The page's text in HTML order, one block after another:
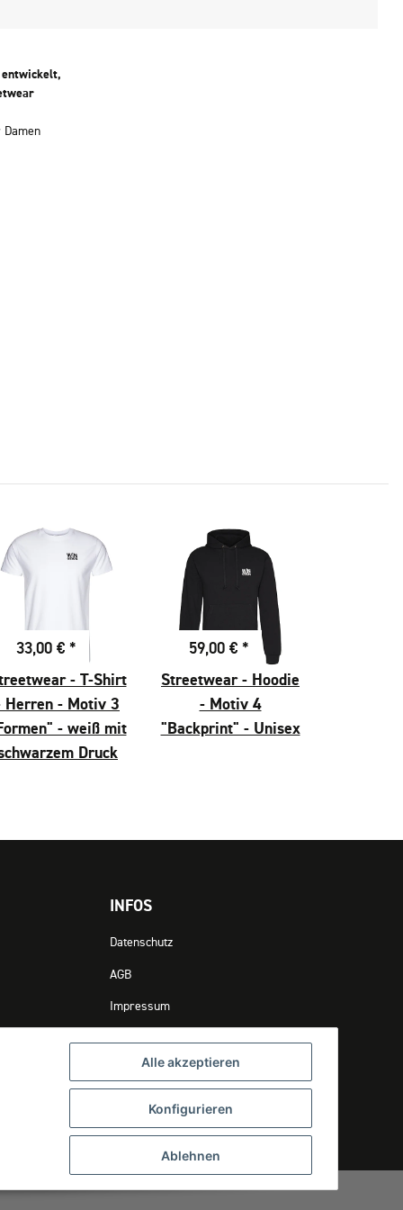
Damen
33,00 € *
- T-Shirt
Herren - Motiv 3
- weiß mit
Druck
59,00 € *
Streetwear - Hoodie
- Motiv 4
"Backprint" - Unisex
INFOS
Datenschutz
AGB
Impressum
Verpackungsinformationen
Widerrufsbutton
Alle akzeptieren
Konfigurieren
Ablehnen